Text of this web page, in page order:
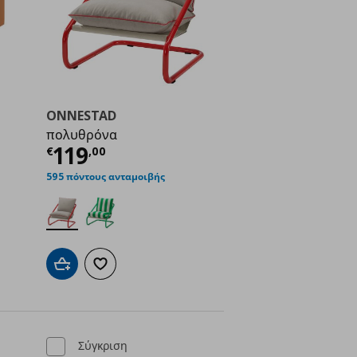
€ 599,00
ONNESTAD
πολυθρόνα
€119,00
Τρέχουσα τιμή
595 πόντους ανταμοιβής
Προσθήκη στο καλάθι
Προσθήκη στα αγαπημένα
Σύγκριση